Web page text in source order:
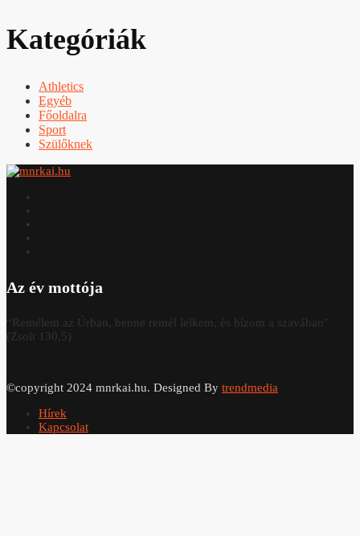
Kategóriák
Athletics
Egyéb
Főoldalra
Sport
Szülőknek
Az év mottója
“Remélem az Úrban, benne remél lelkem, és bízom a szavában”
(Zsolt 130,5)
©copyright 2024 mnrkai.hu. Designed By trendmedia
Hírek
Kapcsolat